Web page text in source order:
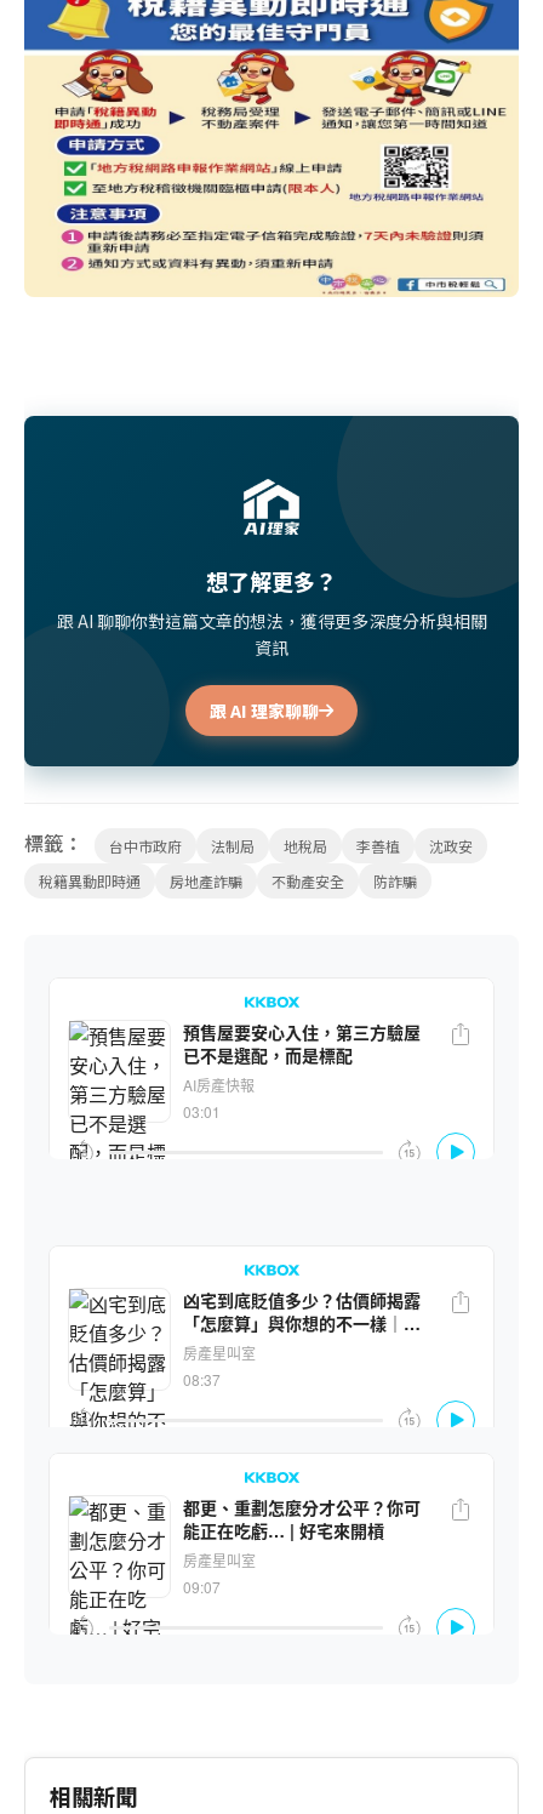
想了解更多？
跟 AI 聊聊你對這篇文章的想法，獲得更多深度分析與相關
資訊
跟 AI 理家聊聊
標籤： 台中市政府 法制局 地稅局 李善植
沈政安
稅籍異動即時通
房地產詐騙 不動產安全 防詐騙
相關新聞